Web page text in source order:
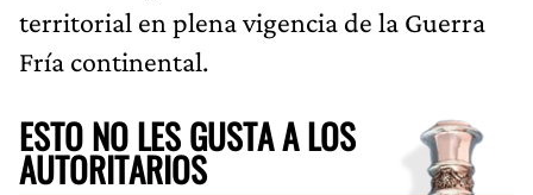
territorial en plena vigencia de la Guerra
Fría continental.
ESTO NO LES GUSTA A LOS
AUTORITARIOS